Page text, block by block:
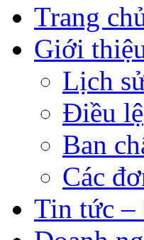
Trang
Giới
Lịch
Điều lệ
Ban
Các
Tin tức –